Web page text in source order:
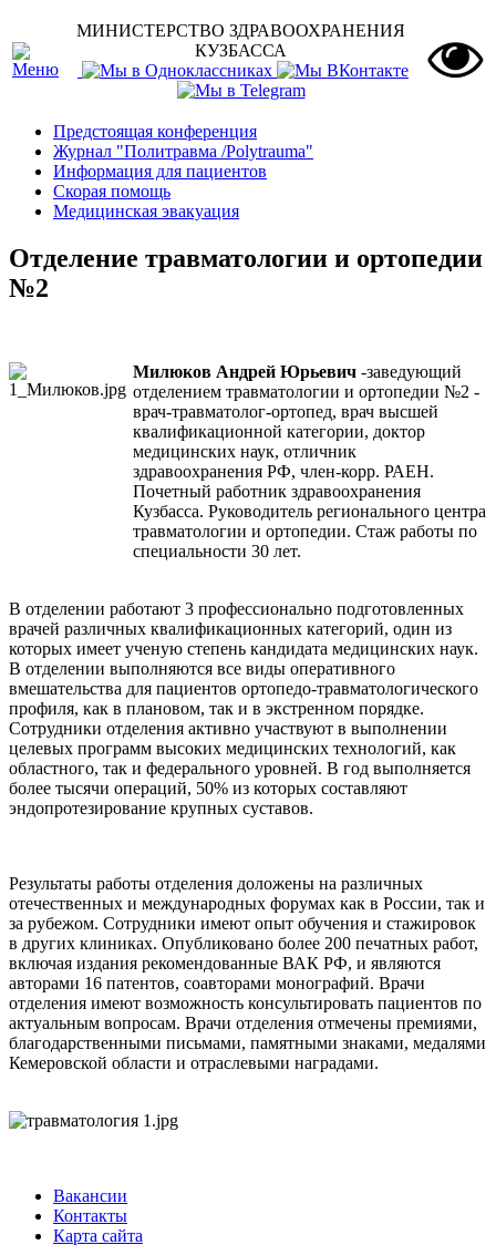
МИНИСТЕРСТВО ЗДРАВООХРАНЕНИЯ
КУЗБАССА
Предстоящая конференция
Журнал "Политравма /Polytrauma"
Информация для пациентов
Скорая помощь
Медицинская эвакуация
Отделение травматологии и ортопедии
№2
Милюков Андрей Юрьевич -заведующий
отделением травматологии и ортопедии №2 -
врач-травматолог-ортопед, врач высшей
квалификационной категории, доктор
медицинских наук, отличник
здравоохранения РФ, член-корр. РАЕН.
Почетный работник здравоохранения
Кузбасса. Руководитель регионального центра
травматологии и ортопедии. Стаж работы по
специальности 30 лет.
В отделении работают 3 профессионально подготовленных
врачей различных квалификационных категорий, один из
которых имеет ученую степень кандидата медицинских наук.
В отделении выполняются все виды оперативного
вмешательства для пациентов ортопедо-травматологического
профиля, как в плановом, так и в экстренном порядке.
Сотрудники отделения активно участвуют в выполнении
целевых программ высоких медицинских технологий, как
областного, так и федерального уровней. В год выполняется
более тысячи операций, 50% из которых составляют
эндопротезирование крупных суставов.
Результаты работы отделения доложены на различных
отечественных и международных форумах как в России, так и
за рубежом. Сотрудники имеют опыт обучения и стажировок
в других клиниках. Опубликовано более 200 печатных работ,
включая издания рекомендованные ВАК РФ, и являются
авторами 16 патентов, соавторами монографий. Врачи
отделения имеют возможность консультировать пациентов по
актуальным вопросам. Врачи отделения отмечены премиями,
благодарственными письмами, памятными знаками, медалями
Кемеровской области и отраслевыми наградами.
Вакансии
Контакты
Карта сайта